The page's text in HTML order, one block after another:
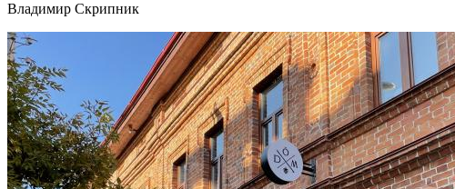
Владимир Скрипник